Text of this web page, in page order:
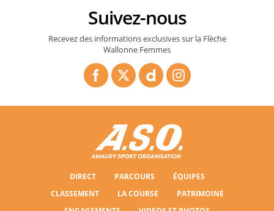
Suivez-nous
Recevez des informations exclusives sur la Flèche
Wallonne Femmes
DIRECT PARCOURS
ÉQUIPES
CLASSEMENT
LA COURSE
PATRIMOINE